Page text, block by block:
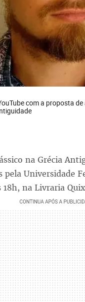
com a proposta
na Grécia
Universidade
na Livraria